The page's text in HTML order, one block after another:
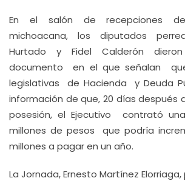
En el salón de recepciones
michoacana, los diputados
Hurtado y Fidel Calderón
documento en el que señalan
legislativas de Hacienda y Deuda
información de que, 20 días después
posesión, el Ejecutivo contrató
millones de pesos que podría
millones a pagar en un año.
La Jornada, Ernesto Martínez Elorriaga,